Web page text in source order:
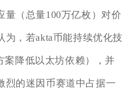
量（总量100万亿枚）对价
为，若akta币能持续优化技
案降低以太坊依赖），并
烈的迷因币赛道中占据一